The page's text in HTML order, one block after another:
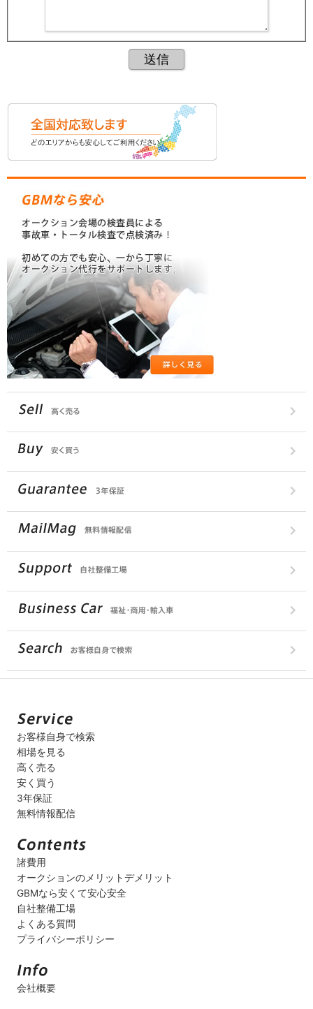
お客様自身で検索
相場を見る
高く売る
安く買う
3年保証
無料情報配信
諸費用
オークションのメリットデメリット
GBMなら安くて安心安全
自社整備工場
よくある質問
プライバシーポリシー
会社概要